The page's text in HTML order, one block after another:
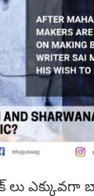
ఎక్కువగా